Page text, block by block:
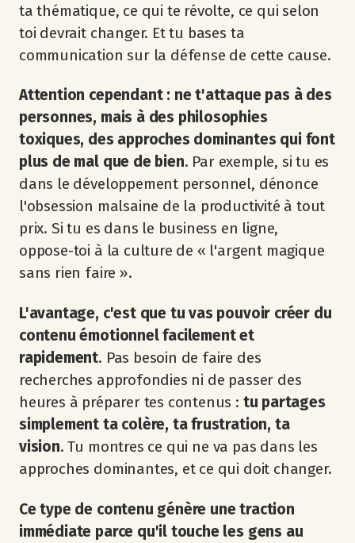
ta thématique, ce qui te révolte, ce qui selon
toi devrait changer. Et tu bases ta
communication sur la défense de cette cause.
Attention cependant : ne t'attaque pas à des
personnes, mais à des philosophies
toxiques, des approches dominantes qui font
plus de mal que de bien. Par exemple, si tu es
dans le développement personnel, dénonce
l'obsession malsaine de la productivité à tout
prix. Si tu es dans le business en ligne,
oppose-toi à la culture de « l'argent magique
sans rien faire ».
L'avantage, c'est que tu vas pouvoir créer du
contenu émotionnel facilement et
rapidement. Pas besoin de faire des
recherches approfondies ni de passer des
heures à préparer tes contenus : tu partages
simplement ta colère, ta frustration, ta
vision. Tu montres ce qui ne va pas dans les
approches dominantes, et ce qui doit changer.
Ce type de contenu génère une traction
immédiate parce qu'il touche les gens au